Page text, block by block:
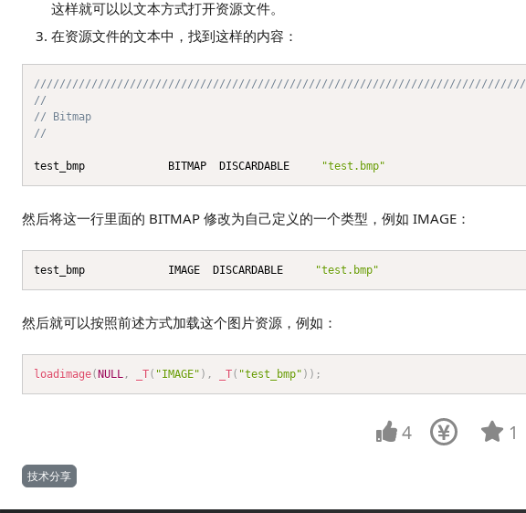
这样就可以以文本方式打开资源文件。
在资源文件的文本中，找到这样的内容：
/////////////////////////////////////////////////////////////////////////////
//
// Bitmap
//
test_bmp             BITMAP  DISCARDABLE "test.bmp"
然后将这一行里面的 BITMAP 修改为自己定义的一个类型，例如 IMAGE：
test_bmp             IMAGE  DISCARDABLE "test.bmp"
然后就可以按照前述方式加载这个图片资源，例如：
loadimage( NULL , _T( "IMAGE" ) , _T( "test_bmp" ) ) ;
4 1
技术分享